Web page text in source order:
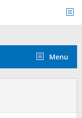
Menu